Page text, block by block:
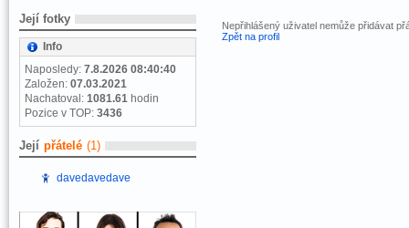
Její fotky
Info
Naposledy: 7.8.2026 08:40:40
Založen: 07.03.2021
Nachatoval: 1081.61 hodin
Pozice v TOP: 3436
Její přátelé (1)
davedavedave
Nepřihlášený uživatel nemůže přidávat
Zpět na profil